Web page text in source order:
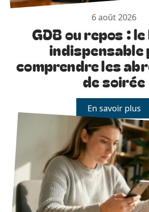
6 août 2026
GDB ou repos :
indispensable
comprendre les
de soirée
En savoir plus